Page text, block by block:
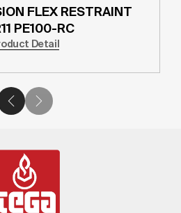
FLEX RESTRAINT
PE100-RC
Detail